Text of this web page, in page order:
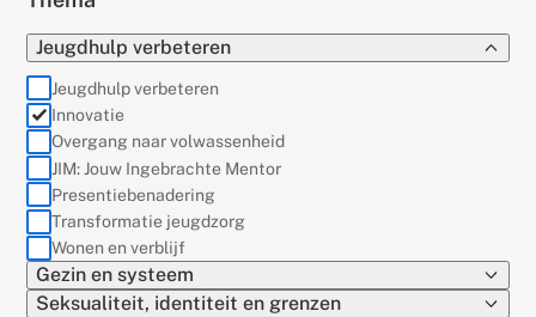
Jeugdhulp verbeteren
Jeugdhulp verbeteren
Innovatie
(actief)
Overgang naar volwassenheid
JIM: Jouw Ingebrachte Mentor
Presentiebenadering
Transformatie jeugdzorg
Wonen en verblijf
Gezin en systeem
Seksualiteit, identiteit en grenzen